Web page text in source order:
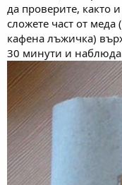
да проверите, както
сложете част от
кафена лъжичка)
30 минути и